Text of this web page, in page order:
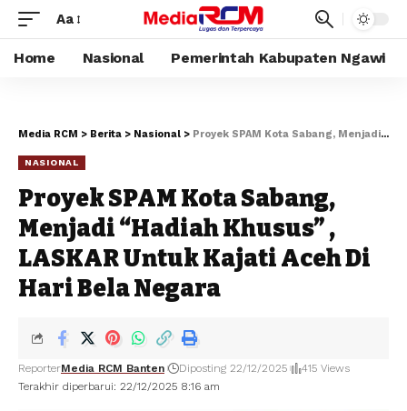
Aa
Home Nasional Pemerintah Kabupaten Ngawi
Media RCM > Berita > Nasional > Proyek SPAM Kota Sabang, Menjadi “Hadiah Khusus” , LASKAR Untuk Kajati Aceh Di Hari Bela Negara
NASIONAL
Proyek SPAM Kota Sabang,
Menjadi “Hadiah Khusus” ,
LASKAR Untuk Kajati Aceh Di
Hari Bela Negara
Terakhir diperbarui: 22/12/2025 8:16 am
ReporterMedia RCM Banten Diposting 22/12/2025 415 Views